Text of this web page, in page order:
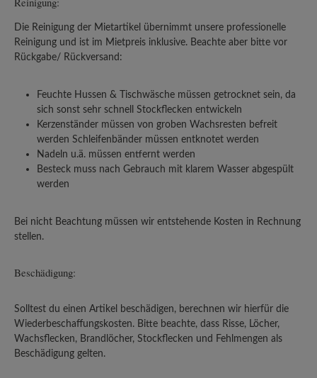
Die Reinigung der Mietartikel übernimmt unsere professionelle
Reinigung und ist im Mietpreis inklusive. Beachte aber bitte vor
Rückgabe/ Rückversand:
Feuchte Hussen & Tischwäsche müssen getrocknet sein, da
sich sonst sehr schnell Stockflecken entwickeln
Kerzenständer müssen von groben Wachsresten befreit
werden Schleifenbänder müssen entknotet werden
Nadeln u.ä. müssen entfernt werden
Besteck muss nach Gebrauch mit klarem Wasser abgespült
werden
Bei nicht Beachtung müssen wir entstehende Kosten in Rechnung
stellen.
Beschädigung:
Solltest du einen Artikel beschädigen, berechnen wir hierfür die
Wiederbeschaffungskosten. Bitte beachte, dass Risse, Löcher,
Wachsflecken, Brandlöcher, Stockflecken und Fehlmengen als
Beschädigung gelten.